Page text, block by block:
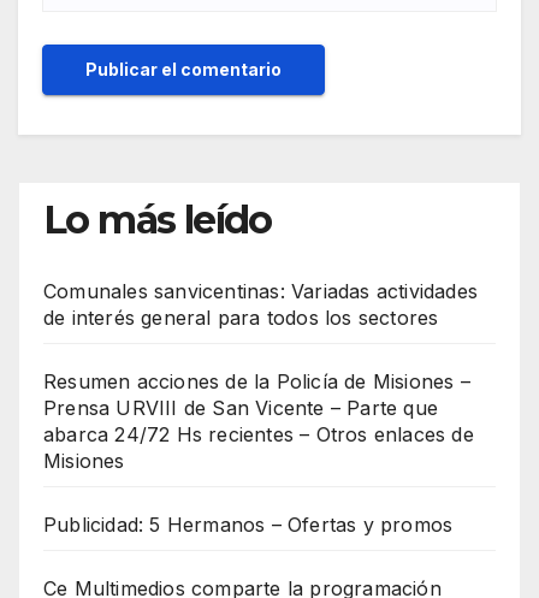
Lo más leído
Comunales sanvicentinas: Variadas actividades
de interés general para todos los sectores
Resumen acciones de la Policía de Misiones –
Prensa URVIII de San Vicente – Parte que
abarca 24/72 Hs recientes – Otros enlaces de
Misiones
Publicidad: 5 Hermanos – Ofertas y promos
Ce Multimedios comparte la programación